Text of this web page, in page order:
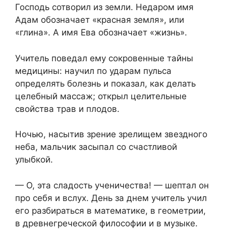
Господь сотворил из земли. Недаром имя
Адам обозначает «красная земля», или
«глина». А имя Ева обозначает «жизнь».
Учитель поведал ему сокровенные тайны
медицины: научил по ударам пульса
определять болезнь и показал, как делать
целебный массаж; открыл целительные
свойства трав и плодов.
Ночью, насытив зрение зрелищем звездного
неба, мальчик засыпал со счастливой
улыбкой.
— О, эта сладость ученичества! — шептал он
про себя и вслух. День за днем учитель учил
его разбираться в математике, в геометрии,
в древнегреческой философии и в музыке.